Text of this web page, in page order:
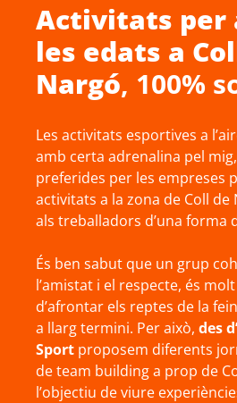
Activitats per
les edats a
Nargó, 100%
Les activitats esportives a
amb certa adrenalina pel
preferides per les empreses
activitats a la zona de Coll
als treballadors d’una forma
És ben sabut que un grup
l’amistat i el respecte, és
d’afrontar els reptes de la
a llarg termini. Per això, des
Sport proposem diferents
de team building a prop de
l’objectiu de viure